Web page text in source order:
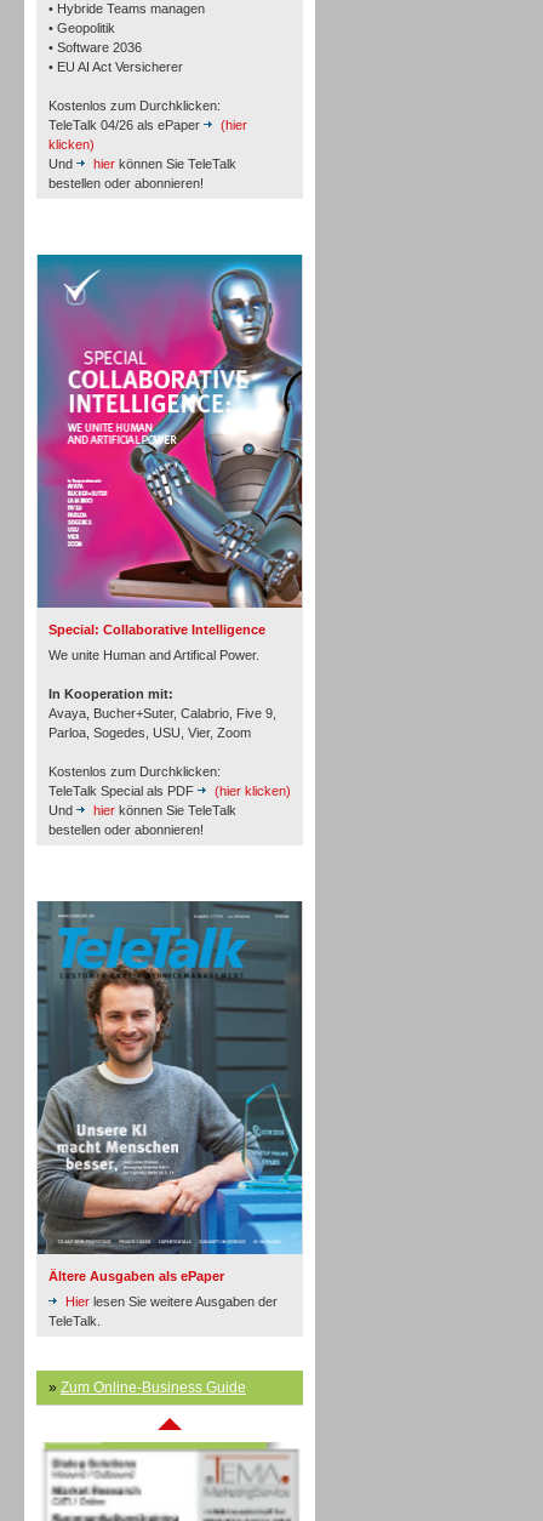
• Hybride Teams managen
• Geopolitik
• Software 2036
• EU AI Act Versicherer
Kostenlos zum Durchklicken:
TeleTalk 04/26 als ePaper
(hier
klicken)
Und
hier können Sie TeleTalk
bestellen oder abonnieren!
Special: Collaborative Intelligence
We unite Human and Artifical Power.
In Kooperation mit:
Avaya, Bucher+Suter, Calabrio, Five 9,
Parloa, Sogedes, USU, Vier, Zoom
Kostenlos zum Durchklicken:
TeleTalk Special als PDF
(hier klicken)
Und
hier können Sie TeleTalk
bestellen oder abonnieren!
Ältere Ausgaben als ePaper
Hier lesen Sie weitere Ausgaben der
TeleTalk.
» Zum Online-Business Guide
Workforce-Management
Personal
Inbound
Inbound
Inbound